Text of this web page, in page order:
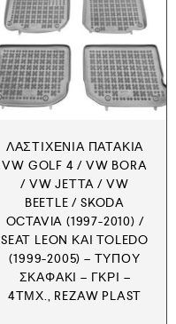
ΛΑΣΤΙΧΈΝΙΑ ΠΑΤΆΚΙΑ
VW GOLF 4 / VW BORA
/ VW JETTA / VW
BEETLE / SKODA
OCTAVIA (1997-2010) /
SEAT LEON ΚΑΙ TOLEDO
(1999-2005) – ΤΎΠΟΥ
ΣΚΑΦΆΚΙ – ΓΚΡΙ –
4ΤΜΧ., REZAW PLAST